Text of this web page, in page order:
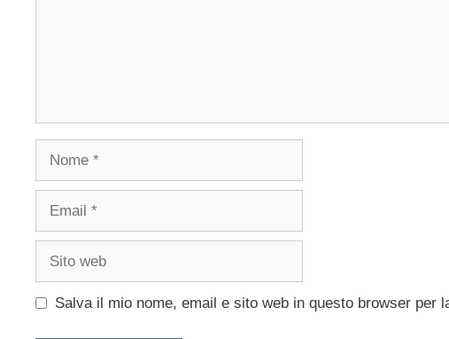
Nome
Email
Sito
Salva il mio nome, email e sito web in questo browser per